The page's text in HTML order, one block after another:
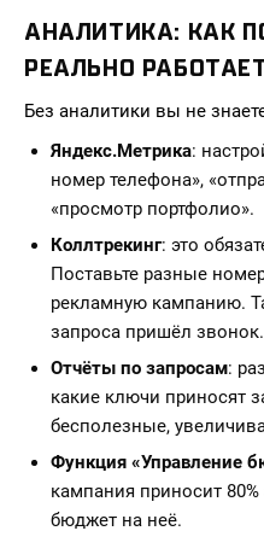
АНАЛИТИКА: КАК
РЕАЛЬНО
Без аналитики вы не
Яндекс.Метрика:
номер телефона»,
«просмотр портфолио».
Коллтрекинг: это
Поставьте разные
рекламную кампанию.
запроса пришёл звонок.
Отчёты по запросам:
какие ключи приносят
бесполезные,
Функция «Управление
кампания приносит
бюджет на неё.